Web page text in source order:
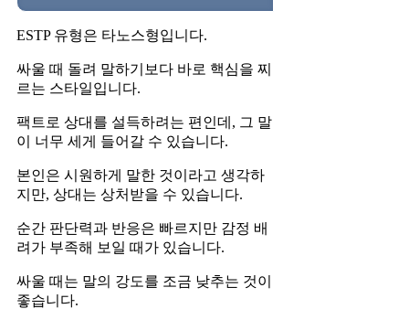
ESTP 유형은 타노스형입니다.
싸울 때 돌려 말하기보다 바로 핵심을 찌
르는 스타일입니다.
팩트로 상대를 설득하려는 편인데, 그 말
이 너무 세게 들어갈 수 있습니다.
본인은 시원하게 말한 것이라고 생각하
지만, 상대는 상처받을 수 있습니다.
순간 판단력과 반응은 빠르지만 감정 배
려가 부족해 보일 때가 있습니다.
싸울 때는 말의 강도를 조금 낮추는 것이
좋습니다.